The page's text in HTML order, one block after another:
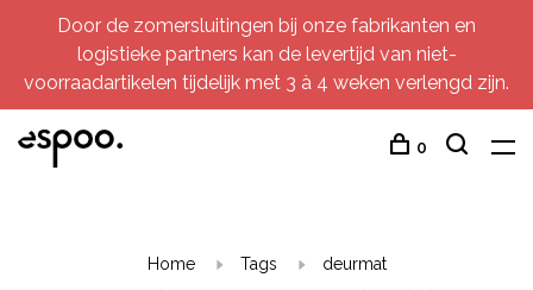
Door de zomersluitingen bij onze fabrikanten en
logistieke partners kan de levertijd van niet-
voorraadartikelen tijdelijk met 3 à 4 weken verlengd zijn.
0
Home Tags deurmat